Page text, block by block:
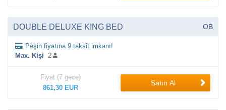
DOUBLE DELUXE KING BED OB
Peşin fiyatına 9 taksit imkanı!
Max. Kişi 2
Fiyat (7 gece)
861,30 EUR
Satın Al